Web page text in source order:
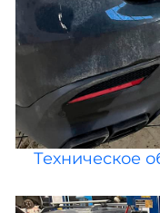
Техническое